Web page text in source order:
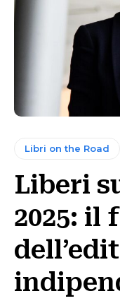
Libri on the Road
Liberi
2025: il